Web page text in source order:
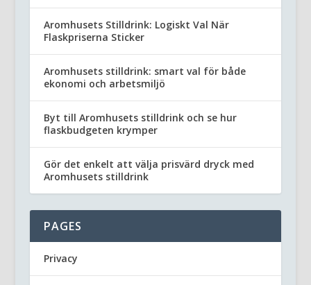
Aromhusets Stilldrink: Logiskt Val När
Flaskpriserna Sticker
Aromhusets stilldrink: smart val för både
ekonomi och arbetsmiljö
Byt till Aromhusets stilldrink och se hur
flaskbudgeten krymper
Gör det enkelt att välja prisvärd dryck med
Aromhusets stilldrink
PAGES
Privacy